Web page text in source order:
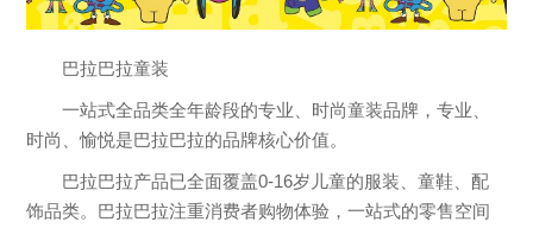
巴拉巴拉童装
一站式全品类全年龄段的专业、时尚童装品牌，专业、
时尚、愉悦是巴拉巴拉的品牌核心价值。
巴拉巴拉产品已全面覆盖0-16岁儿童的服装、童鞋、配
饰品类。巴拉巴拉注重消费者购物体验，一站式的零售空间